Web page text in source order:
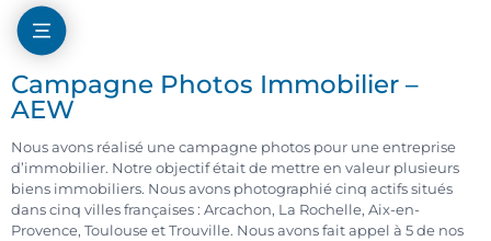
Campagne Photos Immobilier –
AEW
Nous avons réalisé une campagne photos pour une entreprise
d’immobilier. Notre objectif était de mettre en valeur plusieurs
biens immobiliers. Nous avons photographié cinq actifs situés
dans cinq villes françaises : Arcachon, La Rochelle, Aix-en-
Provence, Toulouse et Trouville. Nous avons fait appel à 5 de nos